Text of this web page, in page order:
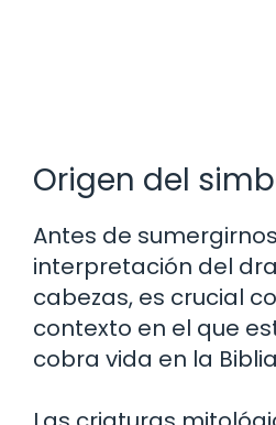
Origen del
Antes de
interpretación del
cabezas, es crucial
contexto en el que
cobra vida en la